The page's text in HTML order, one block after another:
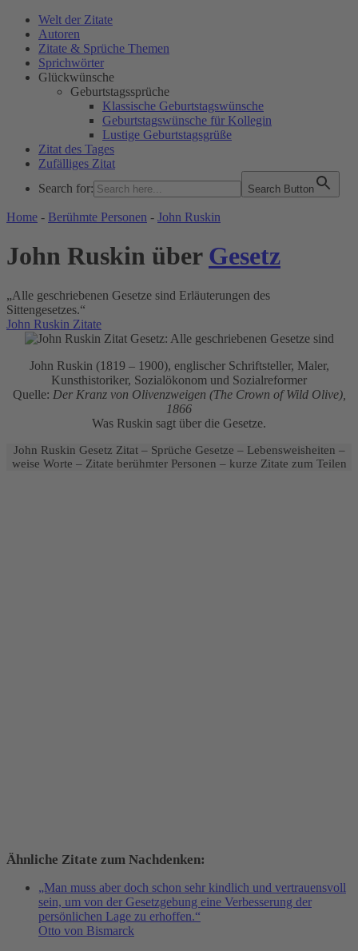
Welt der Zitate
Autoren
Zitate & Sprüche Themen
Sprichwörter
Glückwünsche
Geburtstagssprüche
Klassische Geburtstagswünsche
Geburtstagswünsche für Kollegin
Lustige Geburtstagsgrüße
Zitat des Tages
Zufälliges Zitat
Search for:
Search Button
WELT DER ZITATE
Home - Berühmte Personen - John Ruskin
John Ruskin über Gesetz
„Alle geschriebenen Gesetze sind Erläuterungen des
Sittengesetzes.“
John Ruskin Zitate
John Ruskin (1819 – 1900), englischer Schriftsteller, Maler,
Kunsthistoriker, Sozialökonom und Sozialreformer
Quelle: Der Kranz von Olivenzweigen (The Crown of Wild Olive),
1866
Was Ruskin sagt über die Gesetze.
John Ruskin Gesetz Zitat – Sprüche Gesetze – Lebensweisheiten –
weise Worte – Zitate berühmter Personen – kurze Zitate zum Teilen
Ähnliche Zitate zum Nachdenken:
„Man muss aber doch schon sehr kindlich und vertrauensvoll
sein, um von der Gesetzgebung eine Verbesserung der
persönlichen Lage zu erhoffen.“
Otto von Bismarck